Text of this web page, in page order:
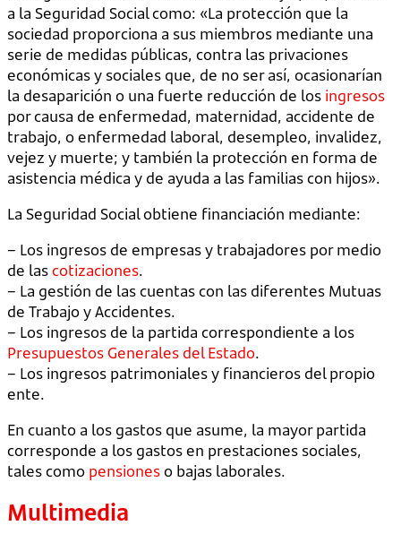
a la Seguridad Social como: «La protección que la
sociedad proporciona a sus miembros mediante una
serie de medidas públicas, contra las privaciones
económicas y sociales que, de no ser así, ocasionarían
la desaparición o una fuerte reducción de los ingresos
por causa de enfermedad, maternidad, accidente de
trabajo, o enfermedad laboral, desempleo, invalidez,
vejez y muerte; y también la protección en forma de
asistencia médica y de ayuda a las familias con hijos».
La Seguridad Social obtiene financiación mediante:
– Los ingresos de empresas y trabajadores por medio
de lascotizaciones.
– La gestión de las cuentas con las diferentes Mutuas
de Trabajo y Accidentes.
– Los ingresos de la partida correspondiente a los
Presupuestos Generales del Estado.
– Los ingresos patrimoniales y financieros del propio
ente.
En cuanto a los gastos que asume, la mayor partida
corresponde a los gastos en prestaciones sociales,
tales como pensioneso bajas laborales.